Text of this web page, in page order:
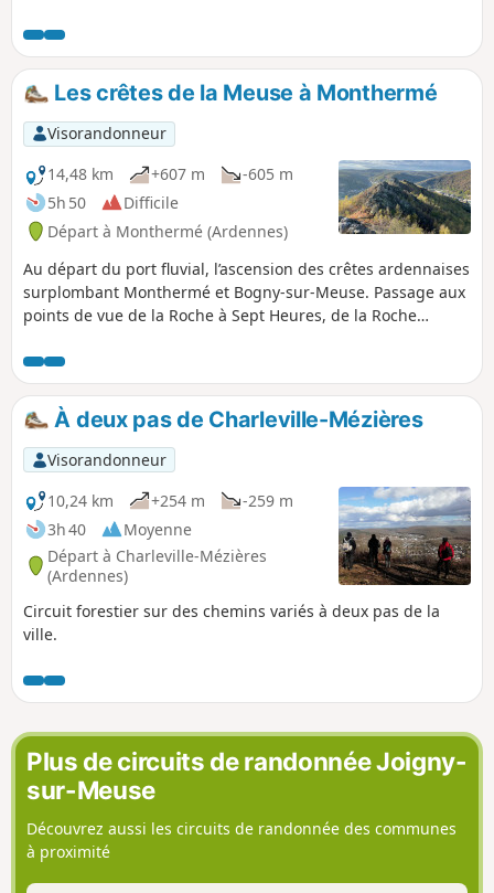
parfaitement pour avoir une vue plus
dégagée sur la boucle de Monthermé.
Nous nous sommes inspirés du topo-
guide "Les Ardennes à pieds" pour cette
randonnée.
Les crêtes de la Meuse à Monthermé
Visorandonneur
14,48 km
+607 m
-605 m
5h 50
Difficile
Départ à Monthermé (Ardennes)
Au départ du port fluvial, l’ascension des crêtes ardennaises
surplombant Monthermé et Bogny-sur-Meuse. Passage aux
points de vue de la Roche à Sept Heures, de la Roche
Villages. _++_Attention_++_ : Très important en cas de pluie
ou de gel, le passage entre les points (7) et (8) peut être
difficile pour des novices Suivre la variante qui est fléchée la
gare au point (7) pour rejoindre les Quatre Fils Aymon
À deux pas de Charleville-Mézières
Visorandonneur
10,24 km
+254 m
-259 m
3h 40
Moyenne
Départ à Charleville-Mézières
(Ardennes)
Circuit forestier sur des chemins variés à deux pas de la
ville.
Plus de circuits de randonnée Joigny-
sur-Meuse
Découvrez aussi les circuits de randonnée des communes
à proximité